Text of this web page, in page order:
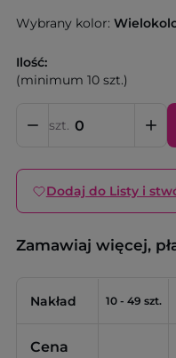
Wybrany kolor:
Ilość:
(minimum 10 szt.)
szt.
Dodaj do Listy i
Zamawiaj więcej,
Nakład 10 - 49 szt.
Cena